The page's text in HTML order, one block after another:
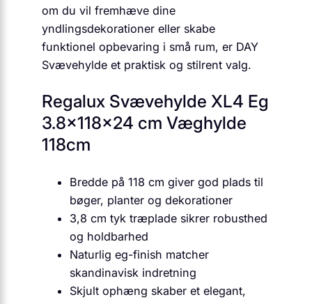
om du vil fremhæve dine
yndlingsdekorationer eller skabe
funktionel opbevaring i små rum, er DAY
Svævehylde et praktisk og stilrent valg.
Regalux Svævehylde XL4 Eg
3.8x118x24 cm Væghylde
118cm
Bredde på 118 cm giver god plads til
bøger, planter og dekorationer
3,8 cm tyk træplade sikrer robusthed
og holdbarhed
Naturlig eg-finish matcher
skandinavisk indretning
Skjult ophæng skaber et elegant,